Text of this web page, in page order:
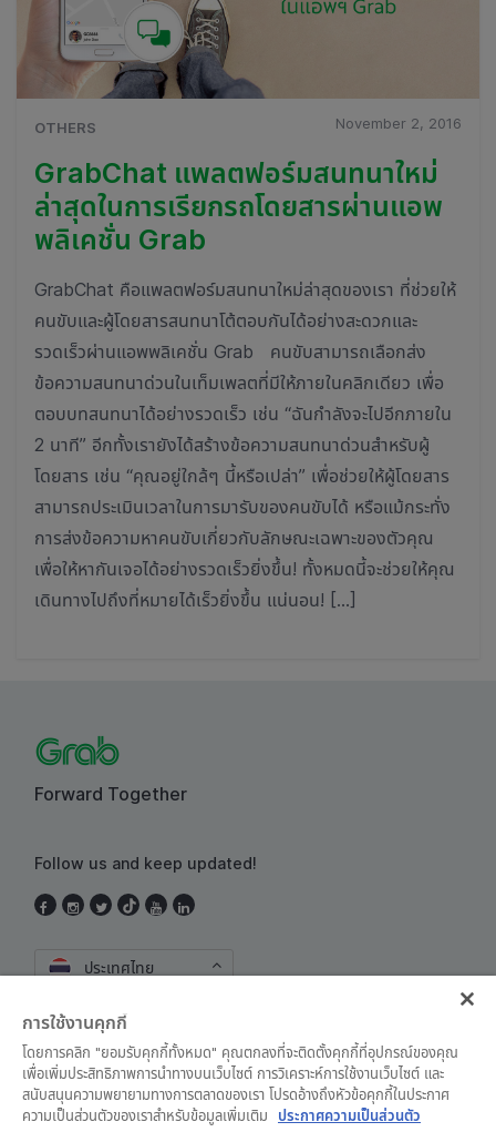
OTHERS November 2, 2016
GrabChat แพลตฟอร์มสนทนาใหม่
ล่าสุดในการเรียกรถโดยสารผ่านแอพ
พลิเคชั่น Grab
GrabChat คือแพลตฟอร์มสนทนาใหม่ล่าสุดของเรา ที่ช่วยให้
คนขับและผู้โดยสารสนทนาโต้ตอบกันได้อย่างสะดวกและ
รวดเร็วผ่านแอพพลิเคชั่น Grab คนขับสามารถเลือกส่ง
ข้อความสนทนาด่วนในเท็มเพลตที่มีให้ภายในคลิกเดียว เพื่อ
ตอบบทสนทนาได้อย่างรวดเร็ว เช่น “ฉันกำลังจะไปอีกภายใน
2 นาที” อีกทั้งเรายังได้สร้างข้อความสนทนาด่วนสำหรับผู้
โดยสาร เช่น “คุณอยู่ใกล้ๆ นี้หรือเปล่า” เพื่อช่วยให้ผู้โดยสาร
สามารถประเมินเวลาในการมารับของคนขับได้ หรือแม้กระทั่ง
การส่งข้อความหาคนขับเกี่ยวกับลักษณะเฉพาะของตัวคุณ
เพื่อให้หากันเจอได้อย่างรวดเร็วยิ่งขึ้น! ทั้งหมดนี้จะช่วยให้คุณ
เดินทางไปถึงที่หมายได้เร็วยิ่งขึ้น แน่นอน! […]
Forward Together
Follow us and keep updated!
ประเทศไทย
การใช้งานคุกกี้
โดยการคลิก "ยอมรับคุกกี้ทั้งหมด" คุณตกลงที่จะติดตั้งคุกกี้ที่อุปกรณ์ของคุณ
เพื่อเพิ่มประสิทธิภาพการนำทางบนเว็บไซต์ การวิเคราะห์การใช้งานเว็บไซต์ และ
สนับสนุนความพยายามทางการตลาดของเรา โปรดอ้างถึงหัวข้อคุกกี้ในประกาศ
ความเป็นส่วนตัวของเราสำหรับข้อมูลเพิ่มเติม
ประกาศความเป็นส่วนตัว